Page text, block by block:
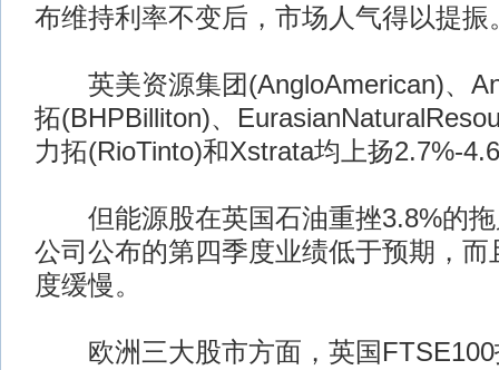
布维持利率不变后，市场人气得以提振
英美资源集团(AngloAmerican)、
拓(BHPBilliton)、
力拓(RioTinto)和Xstrata均上扬2.7%-
但能源股在英国石油重挫3.8%的拖
公司公布的第四季度业绩低于预期，而
度缓慢。
欧洲三大股市方面，英国FTSE100